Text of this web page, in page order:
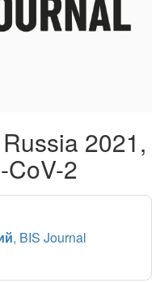
2021,
CoV-2
, BIS Journal